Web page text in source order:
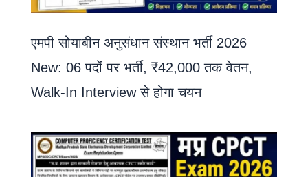
एमपी सोयाबीन अनुसंधान संस्थान भर्ती 2026
New: 06 पदों पर भर्ती, ₹42,000 तक वेतन,
Walk-In Interview से होगा चयन